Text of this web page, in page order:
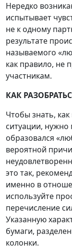
Нередко
испытывает
не к одному
результате
называемого
как правило, не
участникам.
КАК
Чтобы знать,
ситуации,
образовался
вероятной
это так,
именно в
используйте
перечисление
Указанную
бумаги,
колонки.